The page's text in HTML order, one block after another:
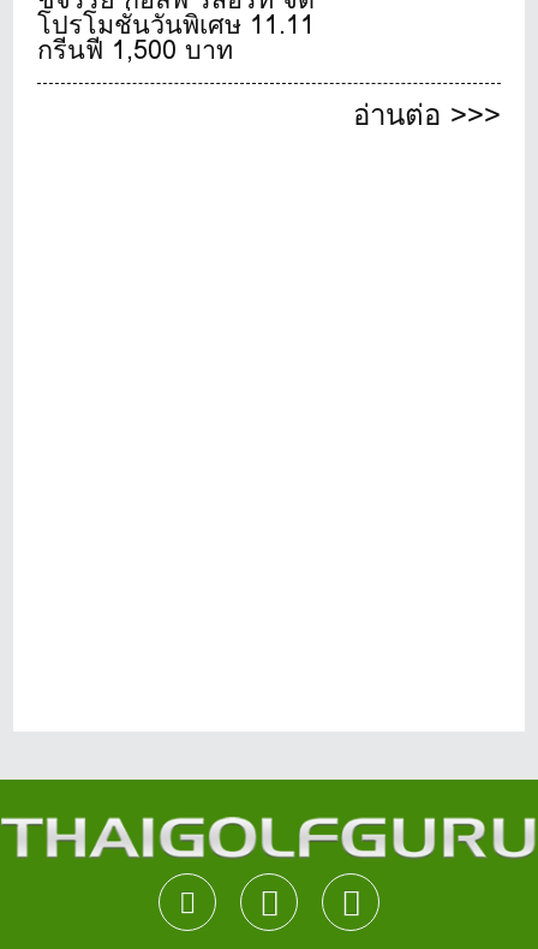
โปรโมชั่นวันพิเศษ 11.11
กรีนฟี 1,500 บาท
อ่านต่อ >>>